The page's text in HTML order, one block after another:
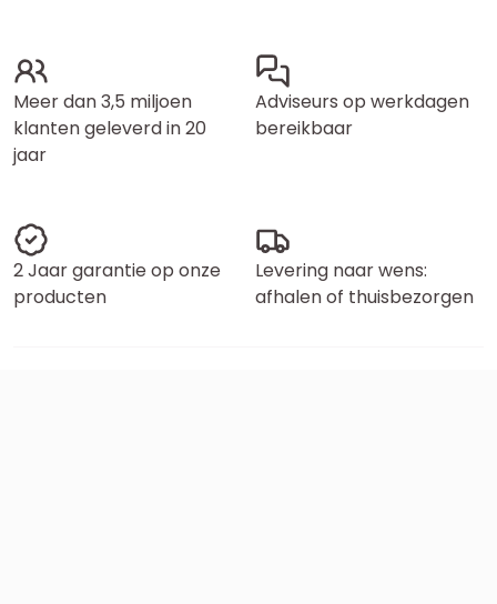
Meer dan 3,5 miljoen
klanten geleverd in 20
jaar
Adviseurs op werkdagen
bereikbaar
2 Jaar garantie op onze
producten
Levering naar wens:
afhalen of thuisbezorgen